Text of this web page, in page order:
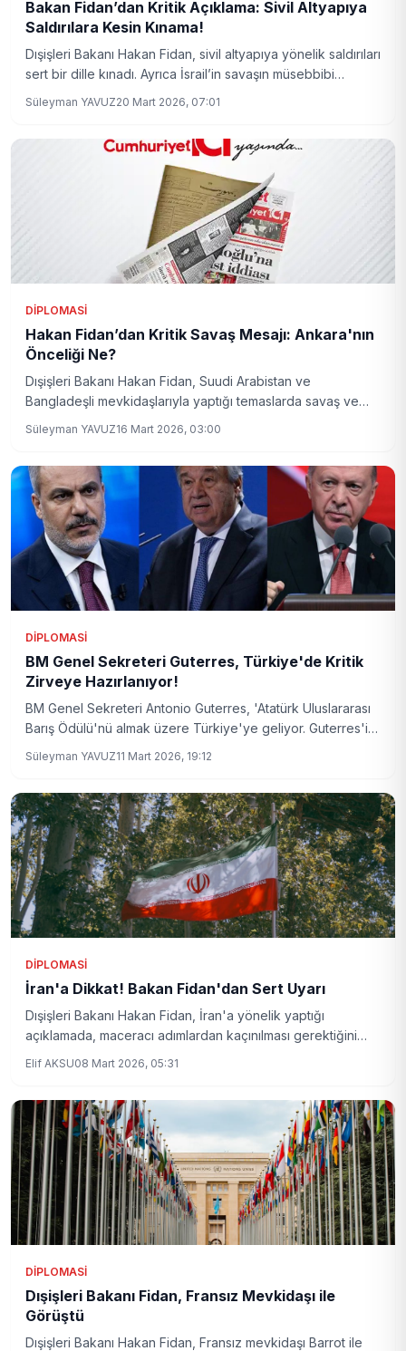
Bakan Fidan’dan Kritik Açıklama: Sivil Altyapıya
Saldırılara Kesin Kınama!
Dışişleri Bakanı Hakan Fidan, sivil altyapıya yönelik saldırıları
sert bir dille kınadı. Ayrıca İsrail’in savaşın müsebbibi
gündemde yer aldı.
Süleyman YAVUZ20 Mart 2026, 07:01
DIPLOMASI
Hakan Fidan’dan Kritik Savaş Mesajı: Ankara'nın
Önceliği Ne?
Dışişleri Bakanı Hakan Fidan, Suudi Arabistan ve
Bangladeşli mevkidaşlarıyla yaptığı temaslarda savaş ve
değerlendirmelerde bulundu. Ankara'nın öncelikli hedefleri
Süleyman YAVUZ16 Mart 2026, 03:00
DIPLOMASI
BM Genel Sekreteri Guterres, Türkiye'de Kritik
Zirveye Hazırlanıyor!
BM Genel Sekreteri Antonio Guterres, 'Atatürk Uluslararası
Barış Ödülü'nü almak üzere Türkiye'ye geliyor. Guterres'in
yapacağı görüşmeler dikkat çekiyor.
Süleyman YAVUZ11 Mart 2026, 19:12
DIPLOMASI
İran'a Dikkat! Bakan Fidan'dan Sert Uyarı
Dışişleri Bakanı Hakan Fidan, İran'a yönelik yaptığı
açıklamada, maceracı adımlardan kaçınılması gerektiğini
Elif AKSU08 Mart 2026, 05:31
DIPLOMASI
Dışişleri Bakanı Fidan, Fransız Mevkidaşı ile
Görüştü
Dışişleri Bakanı Hakan Fidan, Fransız mevkidaşı Barrot ile